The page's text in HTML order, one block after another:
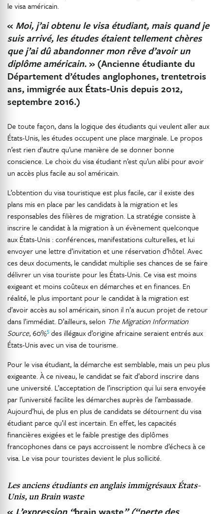
le visa américain.
« Moi, j’ai obtenu le visa étudiant, mais quand je
suis arrivé, les études étaient tellement chères
que j’ai dû abandonner mon rêve d’avoir un
diplôme américain.» (Ancienne étudiante du
Département d’études anglophones, trentetrois
ans, immigrée aux États-Unis depuis 2012,
septembre 2016.)
De toute façon, dans la logique des étudiants qui veulent aller aux
États-Unis, les études occupent une place marginale. Le propos
n’est rien d’autre qu’une manière de se donner bonne
conscience. Le choix du visa étudiant n’est qu’un alibi pour avoir
un accès plus facile au sol américain.
L’obtention du visa touristique est plus facile, car il existe des
plans mis en place par les candidats à la migration et les
responsables des filières de migration. La stratégie consiste à
inscrire le candidat à la migration à un évènement quelconque
aux États-Unis : conférences, manifestations culturelles, et lui
envoyer une lettre d’invitation et une réservation d’hôtel. Avec
ces deux documents, le candidat multiplie ses chances de se faire
délivrer un visa touriste pour les États-Unis. Ce visa est moins
exigeant et moins coûteux en démarches et en finances. En
réalité, le plus important pour le candidat à la migration est
d’avoir accès au sol américain, sinon il n’a aucun projet de retour
dans l’immédiat. D’ailleurs, selon The Migration Information
Source, 60%5 des illégaux d’origine africaine seraient entrés aux
États-Unis avec un visa de tourisme.
Pour le visa étudiant, la démarche est semblable, mais un peu plus
exigeante. À ce niveau, le candidat se fait d’abord inscrire dans
une université. L’acceptation de l’inscription qui lui sera envoyée
par l’université facilite les démarches auprès de l’ambassade.
Aujourd’hui, de plus en plus de candidats se détournent du visa
étudiant parce qu’il est incertain. En effet, les capacités
financières exigées et le faible prestige des diplômes
francophones dans ce pays accroissent le nombre d’échecs à ce
visa. Le visa pour touristes devient le plus sollicité.
Les anciens étudiants en anglais immigrésaux États-
Unis, unBrain waste
« L’expression “brain waste” (“perte des